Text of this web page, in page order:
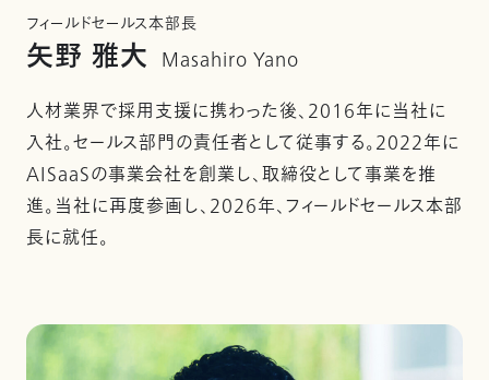
フィールドセールス本部長
矢野 雅大
Masahiro Yano
人材業界で採用支援に携わった後、2016年に当社に
入社。セールス部門の責任者として従事する。2022年に
AISaaSの事業会社を創業し、取締役として事業を推
進。当社に再度参画し、2026年、フィールドセールス本部
長に就任。